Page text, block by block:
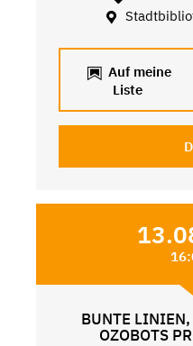
Auf meine
Liste
BUNTE LINIEN,
OZOBOTS